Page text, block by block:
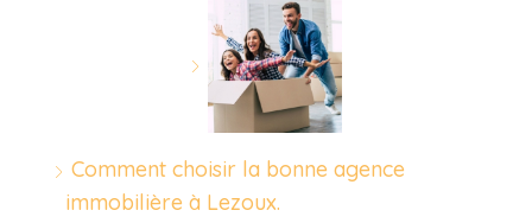
Comment choisir la bonne agence
immobilière à Lezoux.